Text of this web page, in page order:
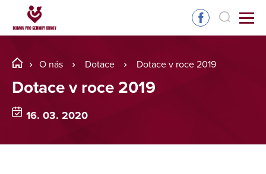
O nás Dotace Dotace v roce 2019
Dotace v roce 2019
16. 03. 2020